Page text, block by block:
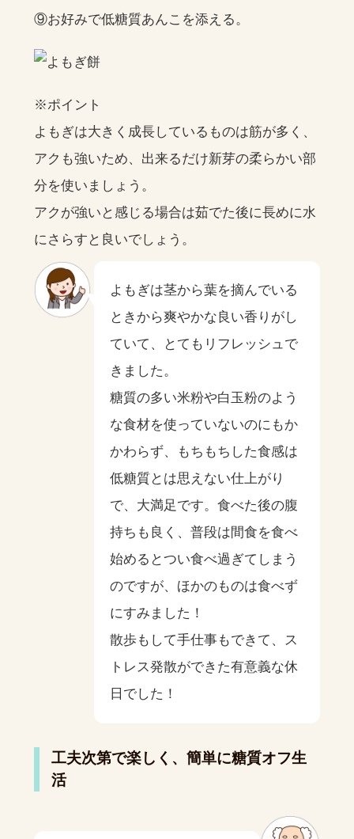
⑨お好みで低糖質あんこを添える。
※ポイント
よもぎは大きく成長しているものは筋が多く、
アクも強いため、出来るだけ新芽の柔らかい部
分を使いましょう。
アクが強いと感じる場合は茹でた後に長めに水
にさらすと良いでしょう。
よもぎは茎から葉を摘んでいる
ときから爽やかな良い香りがし
ていて、とてもリフレッシュで
きました。
糖質の多い米粉や白玉粉のよう
な食材を使っていないのにもか
かわらず、もちもちした食感は
低糖質とは思えない仕上がり
で、大満足です。食べた後の腹
持ちも良く、普段は間食を食べ
始めるとつい食べ過ぎてしまう
のですが、ほかのものは食べず
にすみました！
散歩もして手仕事もできて、ス
トレス発散ができた有意義な休
日でした！
工夫次第で楽しく、簡単に糖質オフ生
活